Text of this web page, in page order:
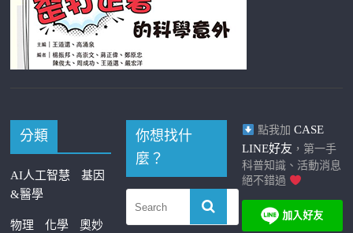
分類
AI人工智慧
基因
&醫學
物理 化學
奧妙
你想找什
麼？
點我加 CASE
LINE好友 ，第一手
科普知識、活動消息
絕不錯過